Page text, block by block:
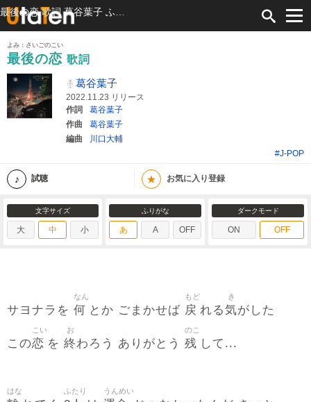
よみ：さいごのこい
最後の恋 歌詞
葛谷葉子
2022.11.23 リリース
作詞
葛谷葉子
作曲
葛谷葉子
編曲
川口大輔
#J-POP
試聴 ★ お気に入り登録
文字サイズ
大 中 小
ふりがな
あ A OFF
ダークモード
ON OFF
サヨナラを 何
なん
とか ごまかせば 戻
もど
れる気
き
がした
この恋
こい
を 終
お
わろう ありがとう 残
のこ
して...
はな ふたり うんめい